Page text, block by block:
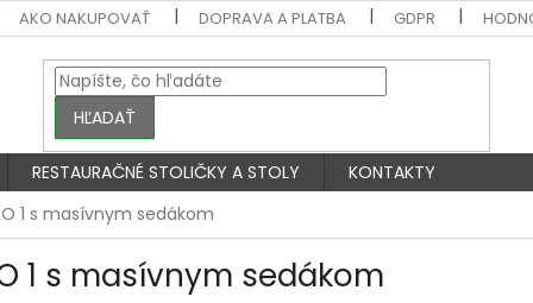
AKO NAKUPOVAŤ DOPRAVA A PLATBA GDPR
HĽADAŤ
RESTAURAČNÉ STOLIČKY A STOLY
KONTAKTY
1 s masívnym sedákom
1 s masívnym sedákom